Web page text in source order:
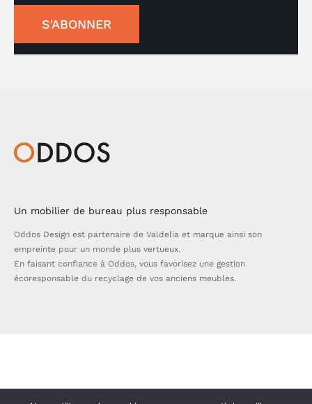
S'ABONNER
Un mobilier de bureau plus responsable
Oddos Design est partenaire de Valdelia et marque ainsi son
empreinte pour un monde plus vertueux.
En faisant confiance à Oddos, vous favorisez une gestion
écoresponsable du recyclage de vos anciens meubles.